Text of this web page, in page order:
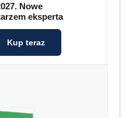
Nowe
eksperta
Kup teraz